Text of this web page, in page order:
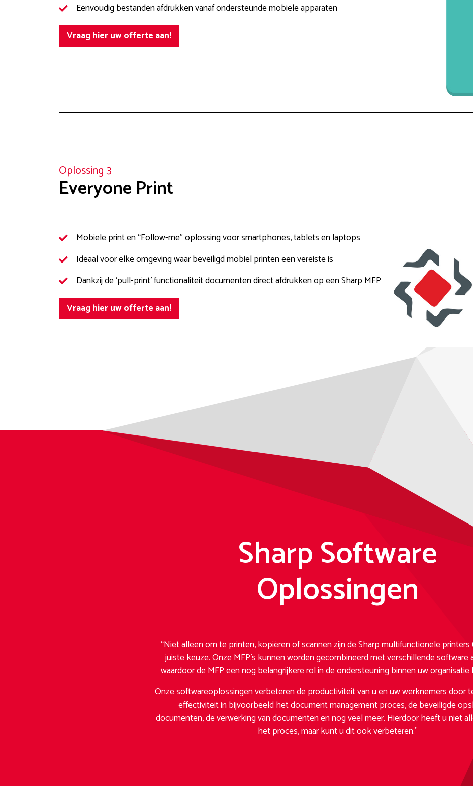
Eenvoudig bestanden afdrukken vanaf ondersteunde mobiele apparaten
Vraag hier uw offerte aan!
Oplossing 3
Everyone Print
Mobiele print en “Follow-me” oplossing voor smartphones, tablets en laptops
Ideaal voor elke omgeving waar beveiligd mobiel printen een vereiste is
Dankzij de ‘pull-print’ functionaliteit documenten direct afdrukken op een Sharp MFP
Vraag hier uw offerte aan!
Sharp Software
Oplossingen
“Niet alleen om te printen, kopiëren of scannen zijn de Sharp multifunctionele printers
juiste keuze. Onze MFP’s kunnen worden gecombineerd met verschillende software
waardoor de MFP een nog belangrijkere rol in de ondersteuning binnen uw organisatie
Onze softwareoplossingen verbeteren de productiviteit van u en uw werknemers door
effectiviteit in bijvoorbeeld het document management proces, de beveiligde
documenten, de verwerking van documenten en nog veel meer. Hierdoor heeft u niet
het proces, maar kunt u dit ook verbeteren.”